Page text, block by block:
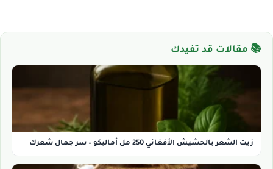
📚 مقالات قد تفيدك
زيت الشعر بالحشيش الأفغاني 250 مل أماليكو – سر جمال شعرك